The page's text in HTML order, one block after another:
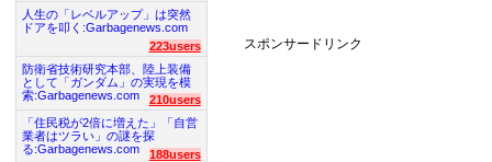
スポンサードリンク
人生の「レベルアップ」は突然
ドアを叩く:Garbagenews.com
223users
防衛省技術研究本部、陸上装備
として「ガンダム」の実現を模
索:Garbagenews.com
210users
「住民税が2倍に増えた」「自営
業者はツラい」の謎を探
る:Garbagenews.com
188users